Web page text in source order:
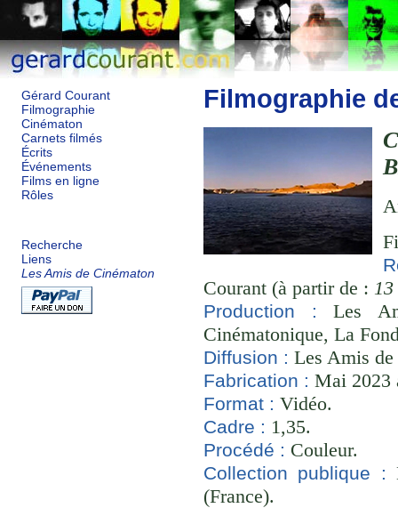
Gérard Courant
Filmographie
Cinématon
Carnets filmés
Écrits
Événements
Films en ligne
Rôles
Recherche
Liens
Les Amis de Cinématon
Filmographie
Courant (à partir de :
Production :
Les
Cinématonique, La
Diffusion : Les Amis
Fabrication : Mai 2023
Format : Vidéo.
Cadre : 1,35.
Procédé : Couleur.
Collection publique :
(France).